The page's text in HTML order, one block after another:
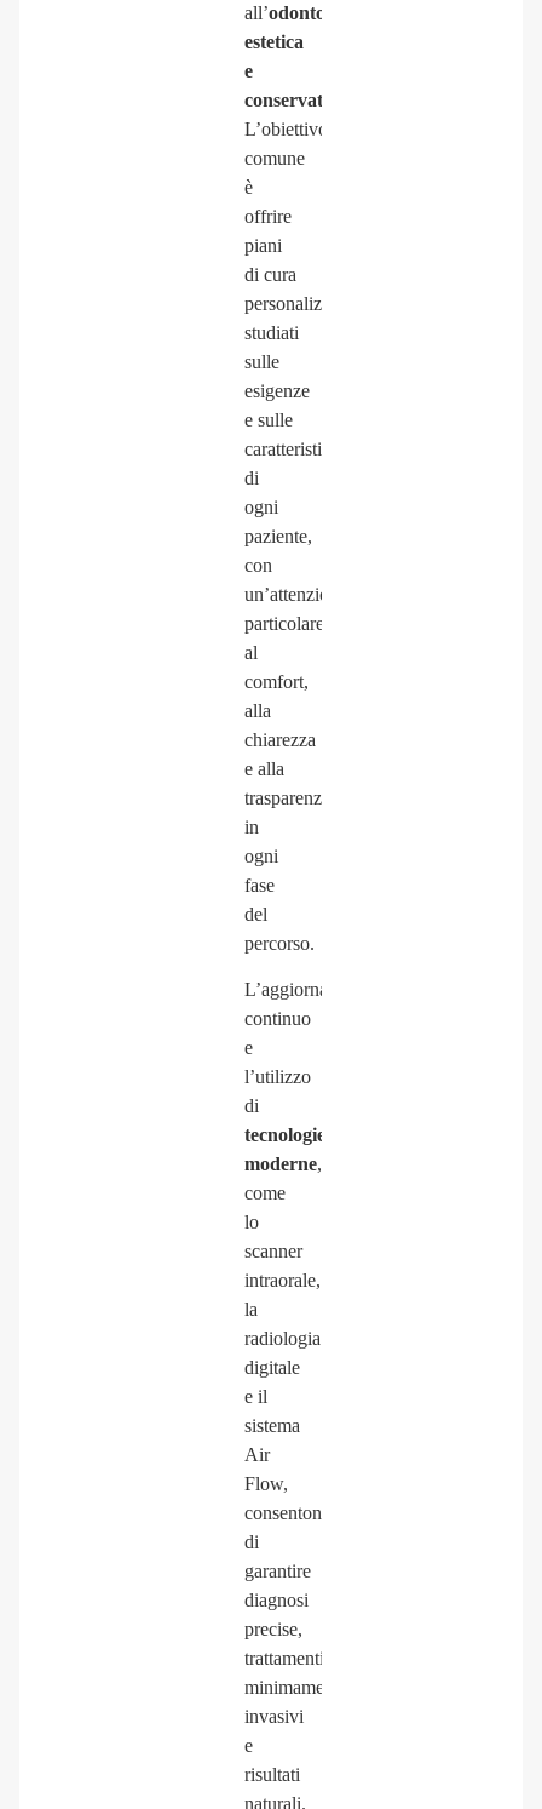
all’odontoiatria
estetica
e
conservativa
L’obiettivo
comune
è
offrire
piani
di cura
personalizzati,
studiati
sulle
esigenze
e sulle
caratteristiche
di
ogni
paziente,
con
un’attenzione
particolare
al
comfort,
alla
chiarezza
e alla
trasparenza
in
ogni
fase
del
percorso.
L’aggiornamento
continuo
e
l’utilizzo
di
tecnologie
moderne,
come
lo
scanner
intraorale,
la
radiologia
digitale
e il
sistema
Air
Flow,
consentono
di
garantire
diagnosi
precise,
trattamenti
minimamente
invasivi
e
risultati
naturali.